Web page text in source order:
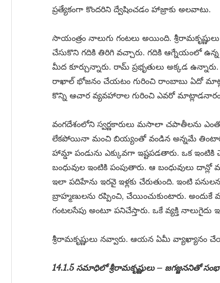
ప్రత్యేకంగా కొందరిని ద్వేషించడం హాజ్రాకు అలవాటు.
సాయంత్రం నాలుగు గంటలు అయింది. శ్రీరామకృష్ణులు
చేసుకొని గదికి తిరిగి వచ్చారు. గదికి ఆగ్నేయంలో
మీద కూర్చున్నారు. రామ్ ప్రభృతులు అక్కడ
రాఖాల్ భోజనం చేయటం గురించి రాంబాబు ఏదో
కొన్ని ఆచార వ్యవహారాల గురించి ఎవరో
వంగదేశంలోని స్వర్ణకారులు మసాలా చపాతీలను
లేకపోయినా మంచి బియ్యంతో వండిన అన్నమే
హామ్డా పండును ఎక్కువగా ఇష్టపడతారు. ఒక
బంధువుల ఇంటికి పంపుతారు. ఆ బంధువులు
ఇలా పదిహేను ఇరవై ఇళ్లకు చేరుతుంది. ఇంటి
బ్రాహ్మణులను రప్పించి, చేయించుకుంటారు. అందుకే
గంటలసేపు అంటూ పనిచేస్తారు. ఒకే వ్యక్తి
శ్రీరామకృష్ణులు నవ్వారు. ఆయన ఏమీ వ్యాఖ్యానం
14.1.5 సమాధిలో శ్రీరామకృష్ణులు – జగజ్జననితో